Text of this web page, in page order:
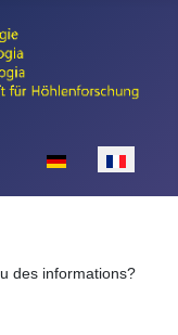
Sélectionnez
des informations?